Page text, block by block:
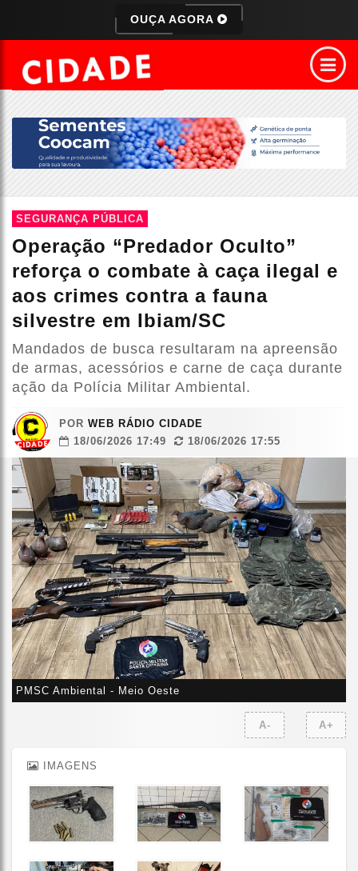
OUÇA AGORA
SEGURANÇA PÚBLICA
Operação “Predador Oculto”
reforça o combate à caça ilegal e
aos crimes contra a fauna
silvestre em Ibiam/SC
Mandados de busca resultaram na apreensão
de armas, acessórios e carne de caça durante
ação da Polícia Militar Ambiental.
POR WEB RÁDIO CIDADE
18/06/2026 17:49
18/06/2026 17:55
PMSC Ambiental - Meio Oeste
A- A+
IMAGENS